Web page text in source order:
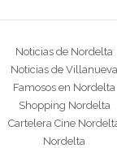
Noticias de Nordelta
Noticias de Villanueva
Famosos en Nordelta
Shopping Nordelta
Cartelera Cine
Nordelta